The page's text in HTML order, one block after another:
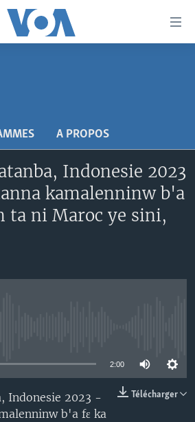
A PROPOS
Indonesie 2023
kamalenninw b'a
ta ni Maroc ye sini,
2:00
Télécharger
Indonesie 2023 -
b'a fɛ ka